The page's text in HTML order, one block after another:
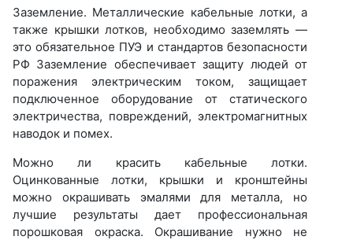
Заземление. Металлические кабельные лотки, а
также крышки лотков, необходимо заземлять —
это обязательное ПУЭ и стандартов безопасности
РФ Заземление обеспечивает защиту людей от
поражения электрическим током, защищает
подключенное оборудование от статического
электричества, повреждений, электромагнитных
наводок и помех.
Можно ли красить кабельные лотки.
Оцинкованные лотки, крышки и кронштейны
можно окрашивать эмалями для металла, но
лучшие результаты дает профессиональная
порошковая окраска. Окрашивание нужно не